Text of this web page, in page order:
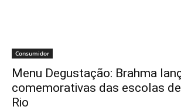
Consumidor
Menu Degustação: Brahma
comemorativas das escolas
Rio